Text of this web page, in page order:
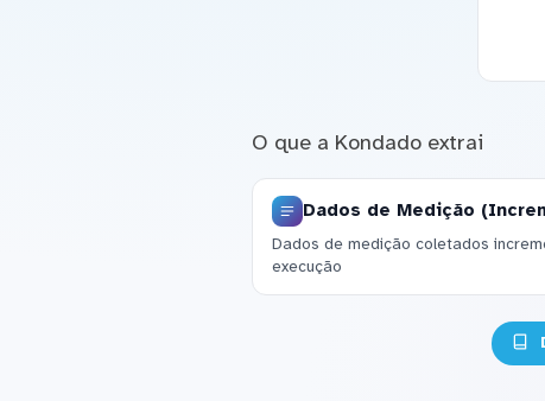
O que a Kondado extrai
Dados de Medição
Dados de medição coletados
execução